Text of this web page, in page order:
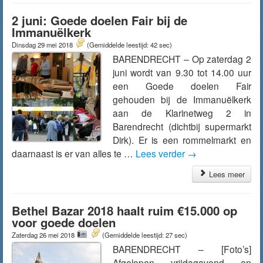
2 juni: Goede doelen Fair bij de
Immanuëlkerk
Dinsdag 29 mei 2018 (Gemiddelde leestijd: 42 sec)
BARENDRECHT – Op zaterdag 2
juni wordt van 9.30 tot 14.00 uur
een Goede doelen Fair
gehouden bij de Immanuëlkerk
aan de Klarinetweg 2 in
Barendrecht (dichtbij supermarkt
Dirk). Er is een rommelmarkt en
daarnaast is er van alles te … Lees verder →
Lees meer
Bethel Bazar 2018 haalt ruim €15.000 op
voor goede doelen
Zaterdag 26 mei 2018 (Gemiddelde leestijd: 27 sec)
BARENDRECHT – [Foto’s]